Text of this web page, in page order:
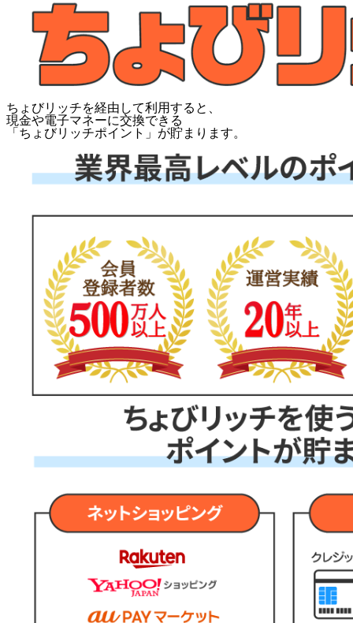
ちょびリッチを経由して利用すると、
現金や電子マネーに交換できる
「 ちょびリッチポイント 」が貯まります。